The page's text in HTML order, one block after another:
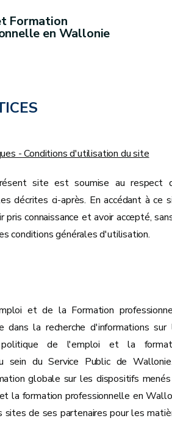
Formation
en Wallonie
- Conditions d'utilisation du site
site est soumise au respect
décrites ci-après. En accédant à ce
pris connaissance et avoir accepté,
conditions générales d'utilisation.
et de la Formation
dans la recherche d'informations sur
de l'emploi et la
sein du Service Public de
globale sur les dispositifs
la formation professionnelle en
sites de ses partenaires pour les